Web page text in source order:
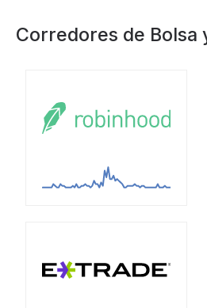
Corredores de Bolsa